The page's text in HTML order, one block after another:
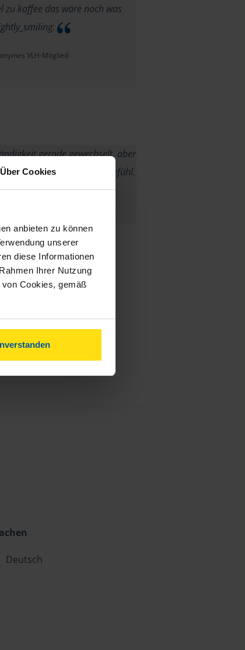
Über Cookies
anbieten zu können
unserer
diese Informationen
Ihrer Nutzung
Cookies, gemäß
zu kaffee das wäre noch was
VLH-Mitglied
gerade gewechselt, aber
Dame auch ein gutes Gefühl.
Deutsch